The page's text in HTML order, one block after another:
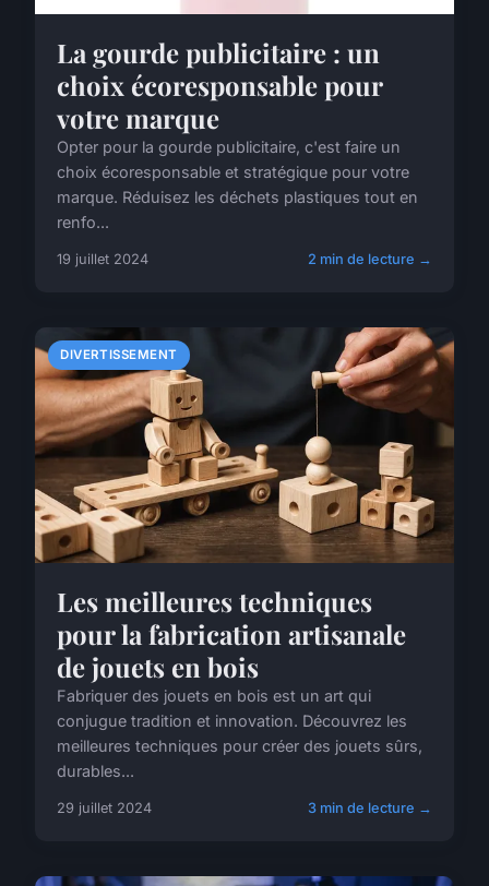
La gourde publicitaire : un
choix écoresponsable pour
votre marque
Opter pour la gourde publicitaire, c'est faire un
choix écoresponsable et stratégique pour votre
marque. Réduisez les déchets plastiques tout en
renfo...
19 juillet 2024 2 min de lecture →
DIVERTISSEMENT
Les meilleures techniques
pour la fabrication artisanale
de jouets en bois
Fabriquer des jouets en bois est un art qui
conjugue tradition et innovation. Découvrez les
meilleures techniques pour créer des jouets sûrs,
durables...
29 juillet 2024 3 min de lecture →